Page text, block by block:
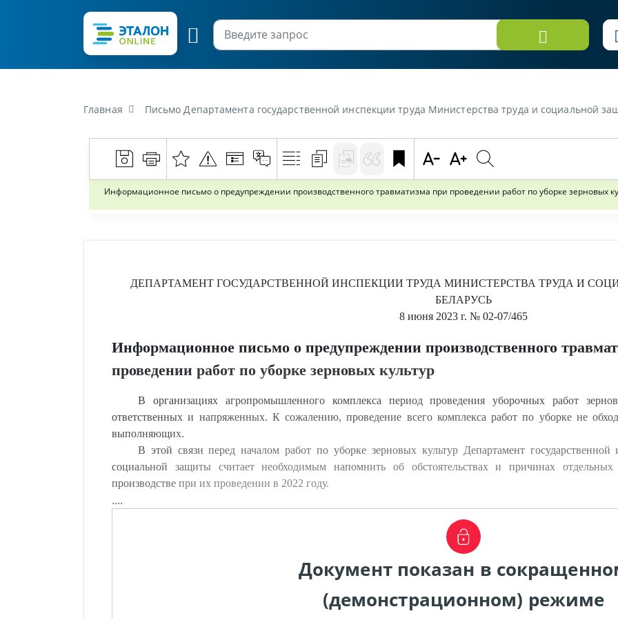
Главная Письмо Департамента государственной инспекции труда Министерства труда и социальной защиты Республики Беларусь от 8 июня 2023 г. №02-07/465 «Информационное письмо о
Информационное письмо о предупреждении производственного травматизма при проведении работ по уборке зерновых
ДЕПАРТАМЕНТ ГОСУДАРСТВЕННОЙ ИНСПЕКЦИИ ТРУДА МИНИСТЕРСТВА ТРУДА И
БЕЛАРУСЬ
8 июня 2023 г. № 02-07/465
Информационное письмо о предупреждении производственного
проведении работ по уборке зерновых культур
В организациях агропромышленного комплекса период проведения уборочных работ
ответственных и напряженных. К сожалению, проведение всего комплекса работ по уборке не
выполняющих.
В этой связи перед началом работ по уборке зерновых культур Департамент
социальной защиты считает необходимым напомнить об обстоятельствах и причинах
производстве при их проведении в 2022 году.
....
Документ показан в
(демонстрационном) режиме